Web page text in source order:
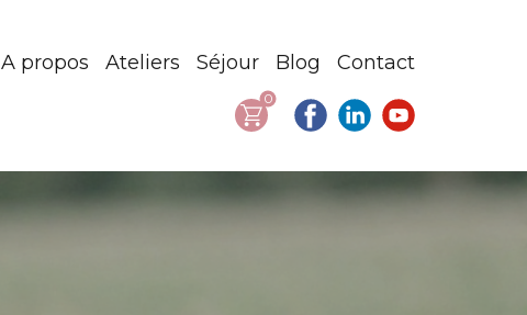
A propos Ateliers Séjour Blog Contact
0